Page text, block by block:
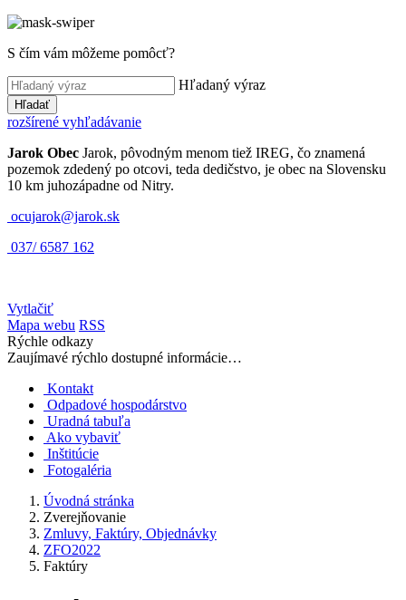
S čím vám môžeme pomôcť?
Hľadaný výraz
Hľadať
rozšírené vyhľadávanie
Jarok Obec Jarok, pôvodným menom tiež IREG, čo znamená
pozemok zdedený po otcovi, teda dedičstvo, je obec na Slovensku
10 km juhozápadne od Nitry.
ocujarok@jarok.sk
037/ 6587 162
Vytlačiť
Mapa webu RSS
Rýchle odkazy
Zaujímavé rýchlo dostupné informácie…
Kontakt
Odpadové hospodárstvo
Uradná tabuľa
Ako vybaviť
Inštitúcie
Fotogaléria
Úvodná stránka
Zverejňovanie
Zmluvy, Faktúry, Objednávky
ZFO2022
Faktúry